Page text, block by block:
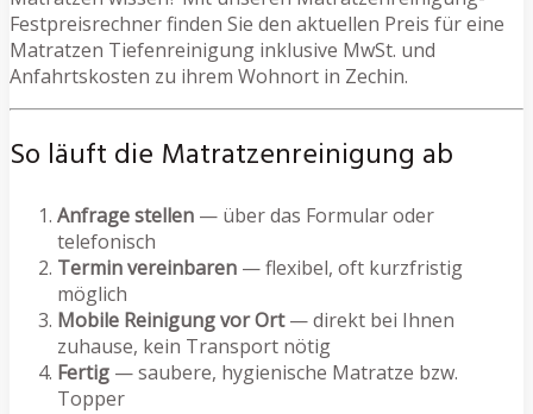
Festpreisrechner finden Sie den aktuellen Preis für eine
Matratzen Tiefenreinigung inklusive MwSt. und
Anfahrtskosten zu ihrem Wohnort in Zechin.
So läuft die Matratzenreinigung ab
Anfrage stellen — über das Formular oder
telefonisch
Termin vereinbaren — flexibel, oft kurzfristig
möglich
Mobile Reinigung vor Ort— direkt bei Ihnen
zuhause, kein Transport nötig
Fertig — saubere, hygienische Matratze bzw.
Topper